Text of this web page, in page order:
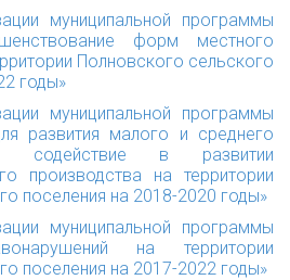
муниципальной программы
форм местного
Полновского сельского
годы»
муниципальной программы
развития малого и среднего
содействие в развитии
производства на территории
поселения на 2018-2020 годы»
муниципальной программы
на территории
поселения на 2017-2022 годы»